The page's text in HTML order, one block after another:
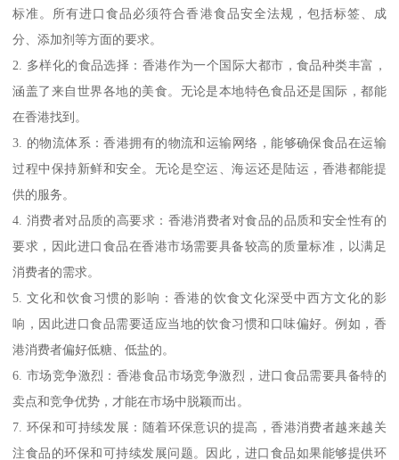
标准。所有进口食品必须符合香港食品安全法规，包括标签、成
分、添加剂等方面的要求。
2. 多样化的食品选择：香港作为一个国际大都市，食品种类丰富，
涵盖了来自世界各地的美食。无论是本地特色食品还是国际，都能
在香港找到。
3. 的物流体系：香港拥有的物流和运输网络，能够确保食品在运输
过程中保持新鲜和安全。无论是空运、海运还是陆运，香港都能提
供的服务。
4. 消费者对品质的高要求：香港消费者对食品的品质和安全性有的
要求，因此进口食品在香港市场需要具备较高的质量标准，以满足
消费者的需求。
5. 文化和饮食习惯的影响：香港的饮食文化深受中西方文化的影
响，因此进口食品需要适应当地的饮食习惯和口味偏好。例如，香
港消费者偏好低糖、低盐的。
6. 市场竞争激烈：香港食品市场竞争激烈，进口食品需要具备特的
卖点和竞争优势，才能在市场中脱颖而出。
7. 环保和可持续发展：随着环保意识的提高，香港消费者越来越关
注食品的环保和可持续发展问题。因此，进口食品如果能够提供环